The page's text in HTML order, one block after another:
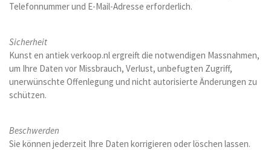
Telefonnummer und E-Mail-Adresse erforderlich.
Sicherheit
Kunst en antiek verkoop.nl ergreift die notwendigen Massnahmen,
um Ihre Daten vor Missbrauch, Verlust, unbefugten Zugriff,
unerwünschte Offenlegung und nicht autorisierte Änderungen zu
schützen.
Beschwerden
Sie können jederzeit Ihre Daten korrigieren oder löschen lassen.